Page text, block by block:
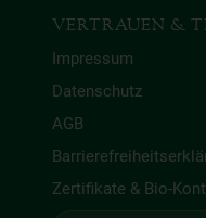
VERTRAUEN &
Impressum
Datenschutz
AGB
Zertifikate & Bio-